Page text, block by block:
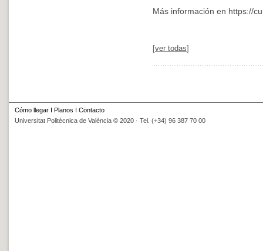
Más información en https://
[ver todas]
Cómo llegar I Planos I Contacto
Universitat Politècnica de València © 2020 · Tel. (+34) 96 387 70 00